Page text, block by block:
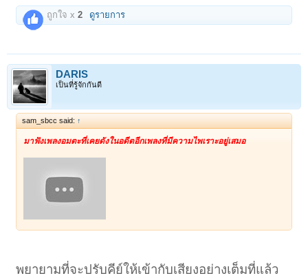
ถูกใจ x2 ดูรายการ
DARIS
เป็นที่รู้จักกันดี
sam_sbcc said: ↑
มาฟังเพลงอมตะที่เคยดังในอดีตอีกเพลงที่มีความไพเราะอยู่เสมอ
พยายามที่จะปรับคีย์ให้เข้ากับเสียงอย่างเต็มที่แล้ว